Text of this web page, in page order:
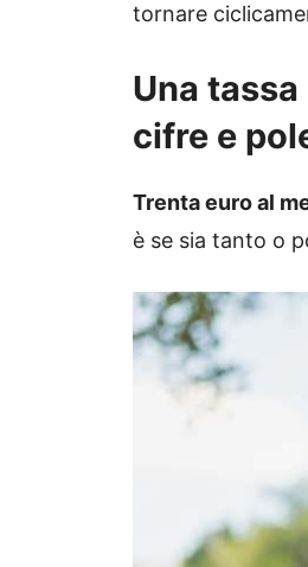
tornare
Una
cifre e
Trenta euro al
è se sia tanto o